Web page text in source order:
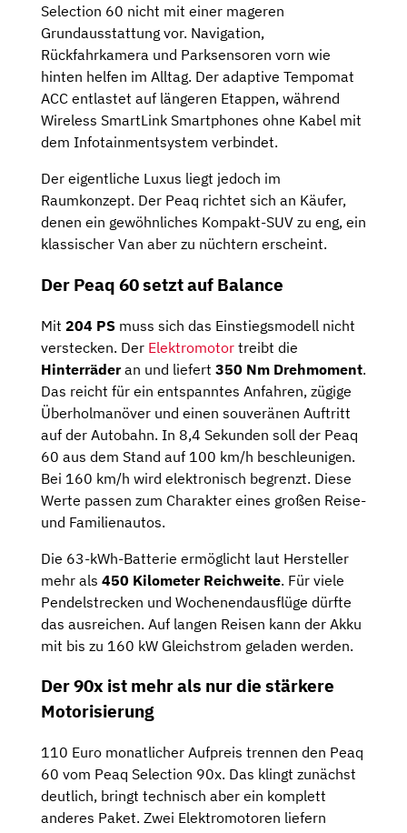
Selection 60 nicht mit einer mageren
Grundausstattung vor. Navigation,
Rückfahrkamera und Parksensoren vorn wie
hinten helfen im Alltag. Der adaptive Tempomat
ACC entlastet auf längeren Etappen, während
Wireless SmartLink Smartphones ohne Kabel mit
dem Infotainmentsystem verbindet.
Der eigentliche Luxus liegt jedoch im
Raumkonzept. Der Peaq richtet sich an Käufer,
denen ein gewöhnliches Kompakt-SUV zu eng, ein
klassischer Van aber zu nüchtern erscheint.
Der Peaq 60 setzt auf Balance
Mit 204 PS muss sich das Einstiegsmodell nicht
verstecken. Der Elektromotor treibt die
Hinterräderan und liefert 350 Nm Drehmoment.
Das reicht für ein entspanntes Anfahren, zügige
Überholmanöver und einen souveränen Auftritt
auf der Autobahn. In 8,4 Sekunden soll der Peaq
60 aus dem Stand auf 100 km/h beschleunigen.
Bei 160 km/h wird elektronisch begrenzt. Diese
Werte passen zum Charakter eines großen Reise-
und Familienautos.
Die 63-kWh-Batterie ermöglicht laut Hersteller
mehr als 450 Kilometer Reichweite. Für viele
Pendelstrecken und Wochenendausflüge dürfte
das ausreichen. Auf langen Reisen kann der Akku
mit bis zu 160 kW Gleichstrom geladen werden.
Der 90x ist mehr als nur die stärkere
Motorisierung
110 Euro monatlicher Aufpreis trennen den Peaq
60 vom Peaq Selection 90x. Das klingt zunächst
deutlich, bringt technisch aber ein komplett
anderes Paket. Zwei Elektromotoren liefern